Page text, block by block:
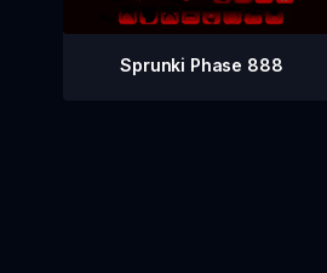
Sprunki Phase 888